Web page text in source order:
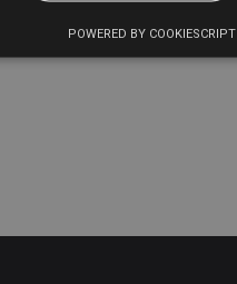
POWERED BY COOKIESCRIPT